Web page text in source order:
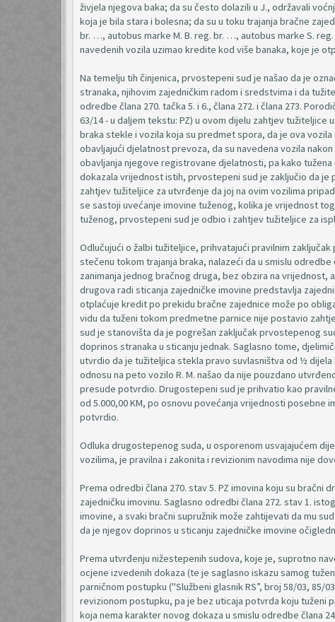
živjela njegova baka; da su često dolazili u J., održavali
koja je bila stara i bolesna; da su u toku trajanja bračne
br. …, autobus marke M. B. reg. br. …, autobus marke S.
navedenih vozila uzimao kredite kod više banaka, koje je
Na temelju tih činjenica, prvostepeni sud je našao da je
stranaka, njihovim zajedničkim radom i sredstvima i da
odredbe člana 270. tačka 5. i 6., člana 272. i člana 273.
63/14 - u daljem tekstu: PZ) u ovom dijelu zahtjev
braka stekle i vozila koja su predmet spora, da je ova
obavljajući djelatnost prevoza, da su navedena vozila
obavljanja njegove registrovane djelatnosti, pa kako
dokazala vrijednost istih, prvostepeni sud je zaključio da
zahtjev tužiteljice za utvrđenje da joj na ovim vozilima
se sastoji uvećanje imovine tuženog, kolika je vrijednost
tuženog, prvostepeni sud je odbio i zahtjev tužiteljice za
Odlučujući o žalbi tužiteljice, prihvatajući pravilnim
stečenu tokom trajanja braka, nalazeći da u smislu
zanimanja jednog bračnog druga, bez obzira na
drugova radi sticanja zajedničke imovine predstavlja
otplaćuje kredit po prekidu bračne zajednice može po
vidu da tuženi tokom predmetne parnice nije postavio
sud je stanovišta da je pogrešan zaključak prvostepenog
doprinos stranaka u sticanju jednak. Saglasno tome,
utvrdio da je tužiteljica stekla pravo suvlasništva od ½
odnosu na peto vozilo R. M. našao da nije pouzdano
presude potvrdio. Drugostepeni sud je prihvatio kao
od 5.000,00 KM, po osnovu povećanja vrijednosti posebne
potvrdio.
Odluka drugostepenog suda, u osporenom usvajajućem
vozilima, je pravilna i zakonita i revizionim navodima nije
Prema odredbi člana 270. stav 5. PZ imovina koju su
zajedničku imovinu. Saglasno odredbi člana 272. stav 1.
imovine, a svaki bračni supružnik može zahtijevati da mu
da je njegov doprinos u sticanju zajedničke imovine
Prema utvrđenju nižestepenih sudova, koje je, suprotno
ocjene izvedenih dokaza (te je saglasno iskazu samog
parničnom postupku ("Službeni glasnik RS”, broj 58/03, 85/
revizionom postupku, pa je bez uticaja potvrda koju tuženi
koja nema karakter novog dokaza u smislu odredbe člana